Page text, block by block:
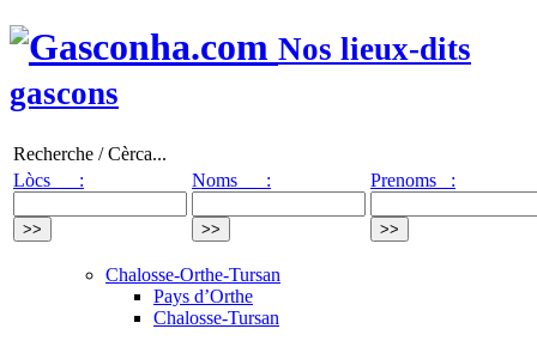
Nos lieux-dits
gascons
Recherche / Cèrca...
Lòcs :
Noms : Prenoms :
Chalosse-Orthe-Tursan
Pays d’Orthe
Chalosse-Tursan